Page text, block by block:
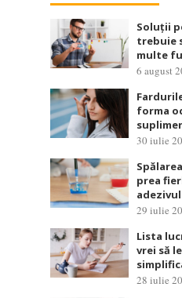
Soluții
trebuie
multe
6 august
forma
30 iulie
prea
29 iulie
Lista
vrei să
28 iulie